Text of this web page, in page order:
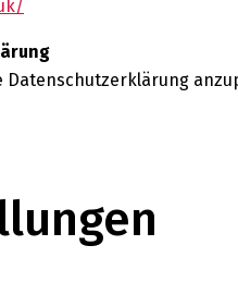
Datenschutzerklärung